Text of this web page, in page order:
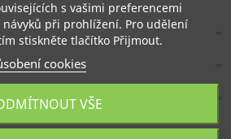
s vašimi preferencemi
návyků při prohlížení. Pro udělení
stiskněte tlačítko Přijmout.
cookies
VŠE